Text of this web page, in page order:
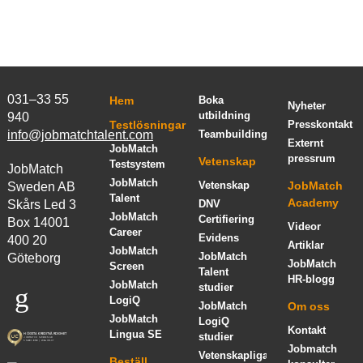
031–33 55
940
info@jobmatchtalent.com
JobMatch
Sweden AB
Skårs Led 3
Box 14001
400 20
Göteborg
Hem
Testlösningar
JobMatch
Testsystem
JobMatch
Talent
JobMatch
Career
JobMatch
Screen
JobMatch
LogiQ
JobMatch
Lingua SE
Boka
utbildning
Teambuilding
Vetenskap
Vetenskap
DNV
Certifiering
Evidens
JobMatch
Talent
studier
JobMatch
LogiQ
studier
Vetenskapliga
Nyheter
Presskontakt
Externt
pressrum
JobMatch
Academy
Videor
Artiklar
JobMatch
HR-blogg
Om oss
Kontakt
Jobmatch